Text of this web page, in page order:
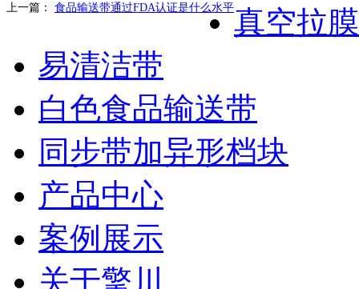
上一篇： 食品输送带通过FDA认证是什么水平真空拉
易清洁带
白色食品输送带
同步带加异形档块
产品中心
案例展示
关于擎川